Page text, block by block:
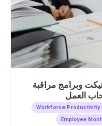
وبرامج مراقبة
العمل
Workforce Productivity
Employee